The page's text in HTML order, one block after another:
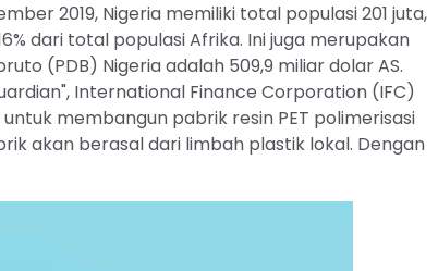
2019, Nigeria memiliki total populasi 201 juta,
dari total populasi Afrika. Ini juga merupakan
(PDB) Nigeria adalah 509,9 miliar dolar AS.
International Finance Corporation (IFC)
membangun pabrik resin PET polimerisasi
akan berasal dari limbah plastik lokal. Dengan